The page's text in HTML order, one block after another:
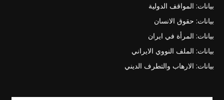
بيانات: المواقف الدولية
بيانات: حقوق الانسان
بيانات: المرأة في ايران
بيانات: الملف النووي الايراني
بيانات: الارهاب والتطرف الديني